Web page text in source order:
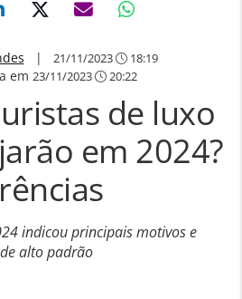
| 21/11/2023 18:19
em 23/11/2023 20:22
de luxo
em 2024?
indicou principais motivos e
alto padrão